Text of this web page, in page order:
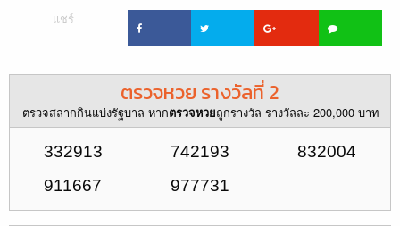
แชร์
ตรวจหวย รางวัลที่ 2
ตรวจสลากกินแบ่งรัฐบาล หากตรวจหวยถูกรางวัล รางวัลละ 200,000 บาท
332913 742193
832004
911667
977731